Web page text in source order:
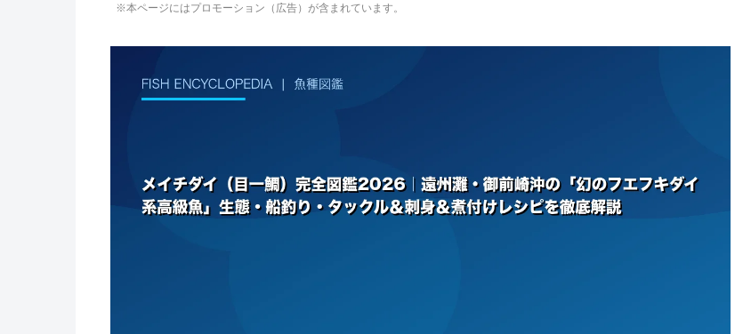
※本ページにはプロモーション（広告）が含まれています。